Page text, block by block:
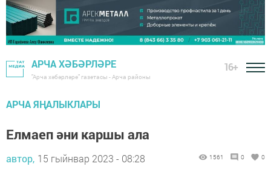
АРЧА ХӘБӘРЛӘРЕ
"Арча хәбәрләре" газетасы - Арча районы
16+
АРЧА ЯҢАЛЫКЛАРЫ
Елмаеп әни каршы ала
автор, 15 гыйнвар 2023 - 08:28 1561 0 0